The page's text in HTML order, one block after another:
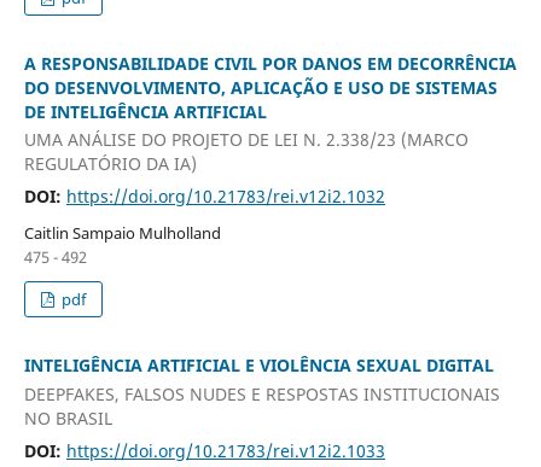
A RESPONSABILIDADE CIVIL POR DANOS EM DECORRÊNCIA
DO DESENVOLVIMENTO, APLICAÇÃO E USO DE SISTEMAS
DE INTELIGÊNCIA ARTIFICIAL
UMA ANÁLISE DO PROJETO DE LEI N. 2.338/23 (MARCO
REGULATÓRIO DA IA)
DOI: https://doi.org/10.21783/rei.v12i2.1032
Caitlin Sampaio Mulholland
475 - 492
pdf
INTELIGÊNCIA ARTIFICIAL E VIOLÊNCIA SEXUAL DIGITAL
DEEPFAKES, FALSOS NUDES E RESPOSTAS INSTITUCIONAIS
NO BRASIL
DOI: https://doi.org/10.21783/rei.v12i2.1033